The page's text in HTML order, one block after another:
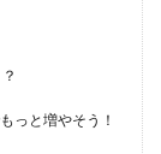
っと増やそう！